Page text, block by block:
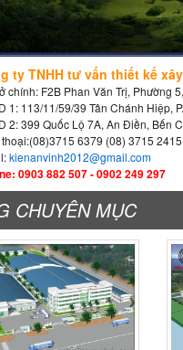
ty TNHH tư vấn thiết kế
chính: F2B Phan Văn Trị, Phường
1: 113/11/59/39 Tân Chánh Hiệp,
2: 399 Quốc Lộ 7A, An Điền, Bến
6379 (08) 3715
kienanvinh2012@gmail.com
0903 882 507 - 0902 249 297
CHUYÊN MỤC